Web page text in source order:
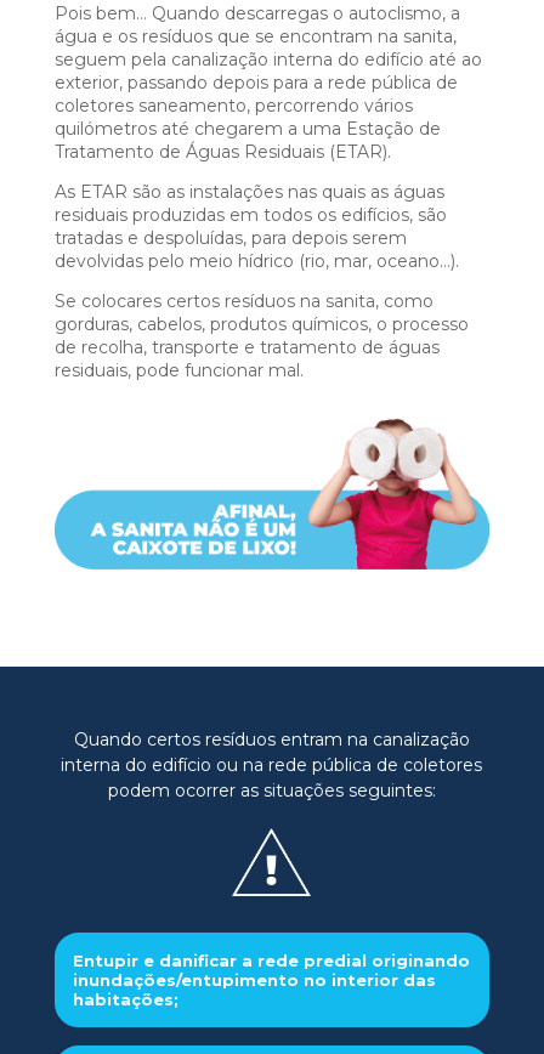
Pois bem… Quando descarregas o autoclismo, a
água e os resíduos que se encontram na sanita,
seguem pela canalização interna do edifício até ao
exterior, passando depois para a rede pública de
coletores saneamento, percorrendo vários
quilómetros até chegarem a uma Estação de
Tratamento de Águas Residuais (ETAR).
As ETAR são as instalações nas quais as águas
residuais produzidas em todos os edifícios, são
tratadas e despoluídas, para depois serem
devolvidas pelo meio hídrico (rio, mar, oceano…).
Se colocares certos resíduos na sanita, como
gorduras, cabelos, produtos químicos, o processo
de recolha, transporte e tratamento de águas
residuais, pode funcionar mal.
Quando certos resíduos entram na canalização
interna do edifício ou na rede pública de coletores
podem ocorrer as situações seguintes:
Entupir e danificar a rede predial originando
inundações/entupimento no interior das
habitações;